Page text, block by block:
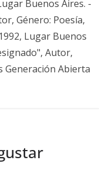
Buenos Aires. -
Género: Poesía,
Lugar Buenos
Autor,
Generación Abierta